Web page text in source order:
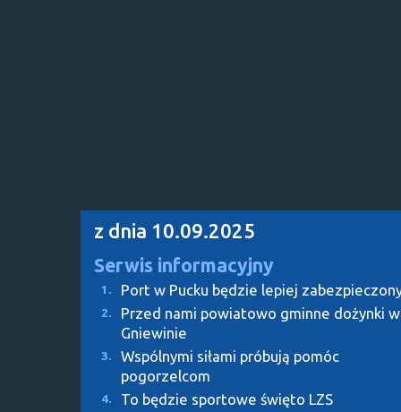
z dnia 10.09.2025
Serwis informacyjny
1. Port w Pucku będzie lepiej
2.
Przed nami powiatowo gminne dożynki w
Gniewinie
3.
Wspólnymi siłami próbują pomóc
pogorzelcom
4. To będzie sportowe święto LZS